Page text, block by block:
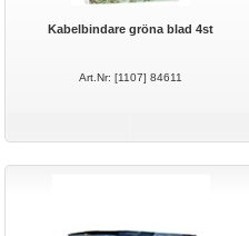
Kabelbindare gröna blad 4st
Art.Nr: [1107] 84611